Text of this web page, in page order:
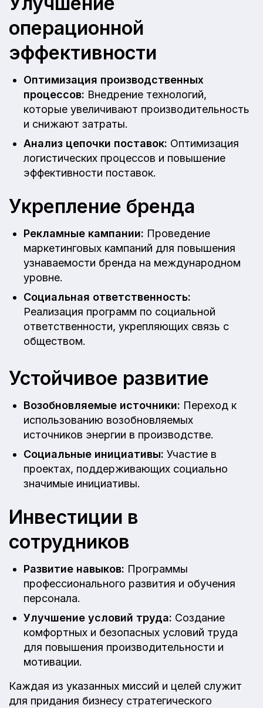
операционной
эффективности
Оптимизация производственных
процессов: Внедрение технологий,
которые увеличивают производительность
и снижают затраты.
Анализ цепочки поставок: Оптимизация
логистических процессов и повышение
эффективности поставок.
Укрепление бренда
Рекламные кампании: Проведение
маркетинговых кампаний для повышения
узнаваемости бренда на международном
уровне.
Социальная ответственность:
Реализация программ по социальной
ответственности, укрепляющих связь с
обществом.
Устойчивое развитие
Возобновляемые источники: Переход к
использованию возобновляемых
источников энергии в производстве.
Социальные инициативы: Участие в
проектах, поддерживающих социально
значимые инициативы.
Инвестиции в
сотрудников
Развитие навыков: Программы
профессионального развития и обучения
персонала.
Улучшение условий труда: Создание
комфортных и безопасных условий труда
для повышения производительности и
мотивации.
Каждая из указанных миссий и целей служит
для придания бизнесу стратегического